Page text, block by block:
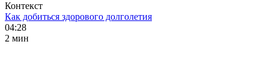
Контекст
Как добиться здорового долголетия
04:28
2 мин